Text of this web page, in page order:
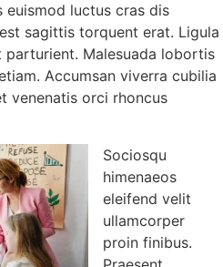
euismod luctus cras dis
sagittis torquent erat. Ligula
parturient. Malesuada lobortis
Accumsan viverra cubilia
venenatis orci rhoncus
Sociosqu
himenaeos
eleifend velit
ullamcorper
proin finibus.